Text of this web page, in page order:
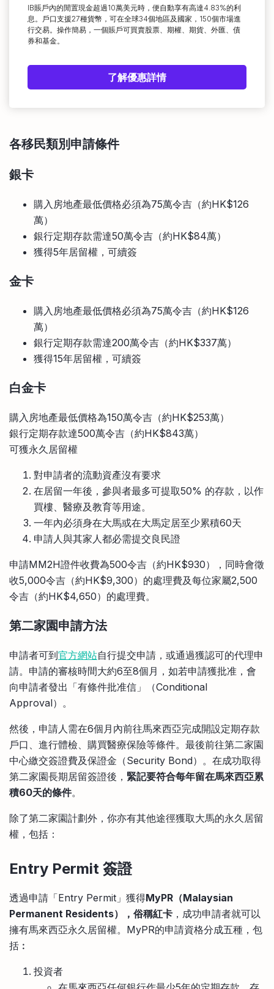
IB賬戶內的閒置現金超過10萬美元時，便自動享有高達4.83%的利
息。戶口支援27種貨幣，可在全球34個地區及國家，150個市場進
行交易。操作簡易，一個賬戶可買賣股票、期權、期貨、外匯、債
券和基金。
了解優惠詳情
各移民類別 申請條件
銀卡
購入房地產最低價格必須為75萬令吉（約HK$126
萬）
銀行定期存款需達50萬令吉（約HK$84萬）
獲得5年居留權，可續簽
金卡
購入房地產最低價格必須為75萬令吉（約HK$126
萬）
銀行定期存款需達200萬令吉（約HK$337萬）
獲得15年居留權，可續簽
白金卡
購入房地產最低價格為150萬令吉（約HK$253萬）
銀行定期存款達500萬令吉（約HK$843萬）
可獲永久居留權
對申請者的流動資產沒有要求
在居留一年後，參與者最多可提取50% 的存款，以作
買樓、醫療及教育等用途。
一年內必須身在大馬或在大馬定居至少累積60天
申請人與其家人都必需提交良民證
申請MM2H證件收費為500令吉（約HK$930），同時會徵
收5,000令吉（約HK$9,300）的處理費及每位家屬2,500
令吉（約HK$4,650）的處理費。
第二家園申請方法
申請者可到官方網站自行提交申請，或通過獲認可的代理申
請。申請的審核時間大約6至8個月，如若申請獲批准，會
向申請者發出「有條件批准信」（Conditional
Approval）。
然後，申請人需在6個月內前往馬來西亞完成開設定期存款
戶口、進行體檢、購買醫療保險等條件。最後前往第二家園
中心繳交簽證費及保證金（Security Bond）。在成功取得
第二家園長期居留簽證後， 緊記要符合每年留在馬來西亞累
積60天的條件。
除了第二家園計劃外，你亦有其他途徑獲取大馬的永久居留
權，包括：
Entry Permit 簽證
透過申請「Entry Permit」獲得MyPR（Malaysian
Permanent Residents），俗稱紅卡 ，成功申請者就可以
擁有馬來西亞永久居留權。MyPR的申請資格分成五種，包
括︰
投資者